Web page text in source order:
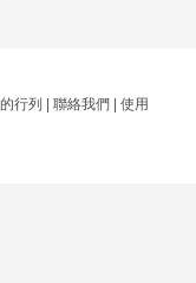
行列 | 聯絡我們 | 使用